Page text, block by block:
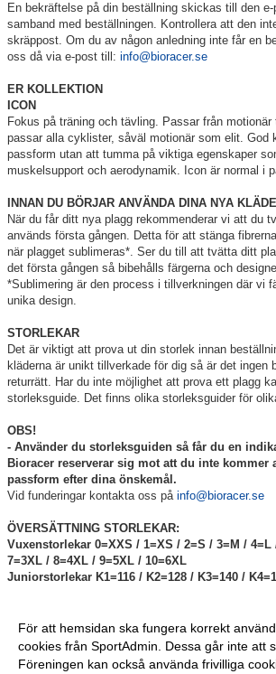
En bekräftelse på din beställning skickas till den
samband med beställningen. Kontrollera att den
skräppost. Om du av någon anledning inte får en
oss då via e-post till: info@bioracer.se
ER KOLLEKTION
ICON
Fokus på träning och tävling. Passar från
passar alla cyklister, såväl motionär som elit. God
passform utan att tumma på viktiga egenskaper
muskelsupport och aerodynamik. Icon är normal i
INNAN DU BÖRJAR ANVÄNDA DINA NYA
När du får ditt nya plagg rekommenderar vi att du
används första gången. Detta för att stänga
när plagget sublimeras*. Ser du till att tvätta ditt
det första gången så bibehålls färgerna och
*Sublimering är den process i tillverkningen där vi
unika design.
STORLEKAR
Det är viktigt att prova ut din storlek innan
kläderna är unikt tillverkade för dig så är det ingen
returrätt. Har du inte möjlighet att prova ett plagg
storleksguide. Det finns olika storleksguider för
OBS!
- Använder du storleksguiden så får du en
Bioracer reserverar sig mot att du inte kommer
passform efter dina önskemål.
Vid funderingar kontakta oss på info@bioracer.se
ÖVERSÄTTNING STORLEKAR:
Vuxenstorlekar 0=XXS / 1=XS / 2=S / 3=M /
7=3XL / 8=4XL / 9=5XL / 10=6XL
Juniorstorlekar K1=116 / K2=128 / K3=140 /
23230 eller via e-post till: info@bioracer.se
För att hemsidan ska fungera korrekt
cookies från SportAdmin. Dessa går inte att
Föreningen kan också använda frivilliga